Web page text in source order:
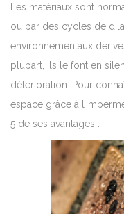
Les matériaux sont
ou par des cycles de
environnementaux
plupart, ils le font en
détérioration.
Pour
espace grâce à
5 de ses avantages :